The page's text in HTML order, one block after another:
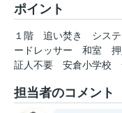
ポイント
１階 追い焚き シス
ードレッサー
和室
証人不要
安倉小学校
担当者のコメント